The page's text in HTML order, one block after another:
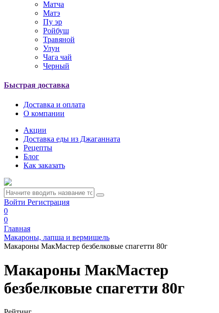
Матча
Матэ
Пу эр
Ройбуш
Травяной
Улун
Чага чай
Черный
Быстрая доставка
Доставка и оплата
О компании
Акции
Доставка еды из Джаганната
Рецепты
Блог
Как заказать
Войти Регистрация
0
0
Главная
Макароны, лапша и вермишель
Макароны МакМастер безбелковые спагетти 80г
Макароны МакМастер
безбелковые спагетти 80г